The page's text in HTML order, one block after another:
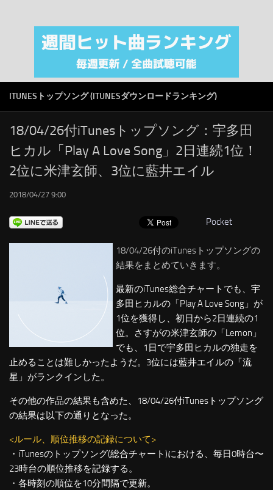
注目カテゴリ
オリジナルiTunes週間トップソング
RSS
LINKS
ITUNESトップソング (ITUNESダウンロードランキング)
18/04/26付iTunesトップソング：宇多田
ヒカル「Play A Love Song」2日連続1位！
2位に米津玄師、3位に藍井エイル
2018/04/27 9:00
Pocket
18/04/26付のiTunesトップソングの
結果をまとめていきます。
最新のiTunes総合チャートでも、宇
多田ヒカルの「Play A Love Song」が
1位を獲得し、初日から2日連続の1
位。さすがの米津玄師の「Lemon」
でも、1日で宇多田ヒカルの独走を
止めることは難しかったようだ。3位には藍井エイルの「流
星」がランクインした。
その他の作品の結果も含めた、18/04/26付iTunesトップソング
の結果は以下の通りとなった。
<ルール、順位推移の記録について>
・iTunesのトップソング(総合チャート)における、毎日0時台〜
23時台の順位推移を記録する。
・各時刻の順位を10分間隔で更新。